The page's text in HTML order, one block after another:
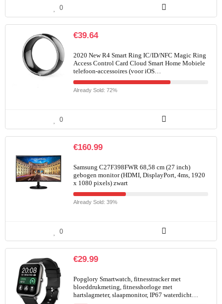
0
€39.64
2020 New R4 Smart Ring IC/ID/NFC Magic Ring
Access Control Card Cloud Smart Home Mobiele
telefoon-accessoires (voor iOS…
Already Sold: 72%
0
€160.99
Samsung C27F398FWR 68,58 cm (27 inch)
gebogen monitor (HDMI, DisplayPort, 4ms, 1920
x 1080 pixels) zwart
Already Sold: 39%
0
€29.99
Popglory Smartwatch, fitnesstracker met
bloeddrukmeting, fitnesshorloge met
hartslagmeter, slaapmonitor, IP67 waterdicht…